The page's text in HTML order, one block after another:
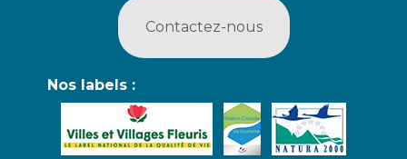
Contactez-nous
Nos labels :